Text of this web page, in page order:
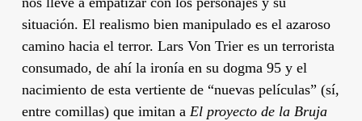
situación. El realismo bien manipulado es el azaroso
camino hacia el terror. Lars Von Trier es un terrorista
consumado, de ahí la ironía en su dogma 95 y el
nacimiento de esta vertiente de “nuevas películas” (sí,
entre comillas) que imitan a El proyecto de la Bruja